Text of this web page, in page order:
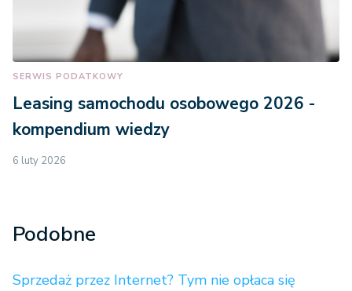
SERWIS PODATKOWY
Leasing samochodu osobowego 2026 -
kompendium wiedzy
6 luty 2026
Podobne
Sprzedaż przez Internet? Tym nie opłaca się